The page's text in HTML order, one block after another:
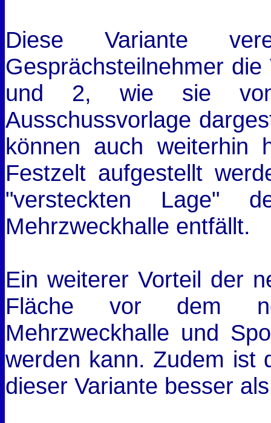
Diese Variante
Gesprächsteilnehmer
und 2, wie sie
Ausschussvorlage
können auch weiterhin
Festzelt aufgestellt
"versteckten Lage"
Mehrzweckhalle entfällt.
Ein weiterer Vorteil der
Fläche vor dem
Mehrzweckhalle und
werden kann. Zudem ist
dieser Variante besser